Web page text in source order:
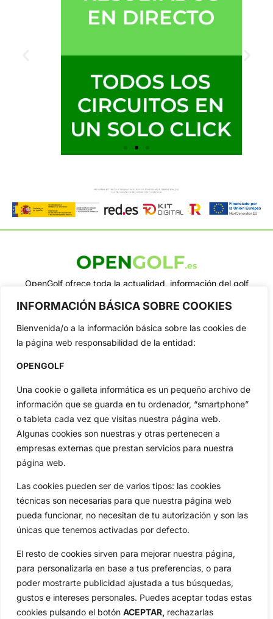
INFORMACIÓN BÁSICA SOBRE COOKIES
Bienvenida/o a la información básica sobre las cookies de
la página web responsabilidad de la entidad:
OPENGOLF
Una cookie o galleta informática es un pequeño archivo de
información que se guarda en tu ordenador, “smartphone”
o tableta cada vez que visitas nuestra página web.
Algunas cookies son nuestras y otras pertenecen a
empresas externas que prestan servicios para nuestra
página web.
Las cookies pueden ser de varios tipos: las cookies
técnicas son necesarias para que nuestra página web
pueda funcionar, no necesitan de tu autorización y son las
únicas que tenemos activadas por defecto.
El resto de cookies sirven para mejorar nuestra página,
para personalizarla en base a tus preferencias, o para
poder mostrarte publicidad ajustada a tus búsquedas,
gustos e intereses personales. Puedes aceptar todas estas
cookies pulsando el botón ACEPTAR, rechazarlas
OpenGolf ofrece toda la actualidad, información del golf
Jon Rahm, LIV Golf, PGA Tour, Ryder Cup, DP World Tour, LPGA
Categorias
Actualidad
Amateurs
Circuitos
Especiales
Reglas
Vídeos
De Interés
Compañía
Aviso Legal
Política de Cookies
Publicidad
Newsletters
Copyright © 2025 OpenGolf | Diseño porTecnoQuatre